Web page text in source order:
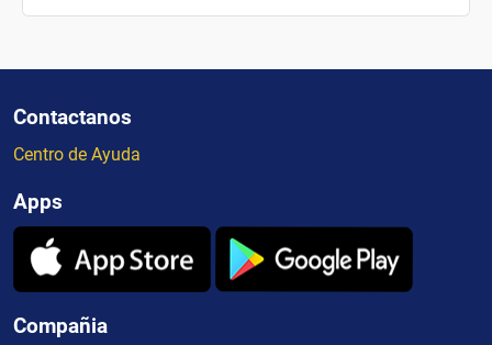
Contactanos
Centro de Ayuda
Apps
Compañia